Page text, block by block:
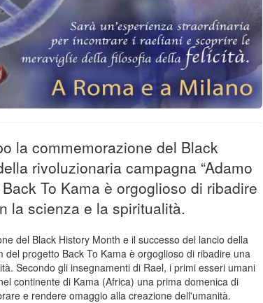
la commemorazione del Black
rivoluzionaria campagna “Adamo
To Kama è orgoglioso di ribadire
la scienza e la spiritualità.
del Black History Month e il successo del lancio della
del progetto Back To Kama è orgoglioso di ribadire una
Secondo gli insegnamenti di Rael, i primi esseri umani
continente di Kama (Africa) una prima domenica di
e rendere omaggio alla creazione dell'umanità.